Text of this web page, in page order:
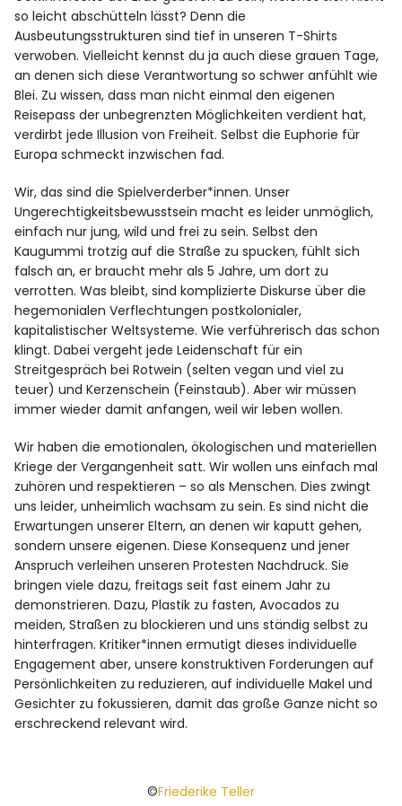
Info
so leicht abschütteln lässt? Denn die
Ausbeutungsstrukturen sind tief in unseren T-Shirts
verwoben. Vielleicht kennst du ja auch diese grauen Tage,
an denen sich diese Verantwortung so schwer anfühlt wie
Blei. Zu wissen, dass man nicht einmal den eigenen
Reisepass der unbegrenzten Möglichkeiten verdient hat,
verdirbt jede Illusion von Freiheit. Selbst die Euphorie für
Europa schmeckt inzwischen fad.
Wir, das sind die Spielverderber*innen. Unser
Ungerechtigkeitsbewusstsein macht es leider unmöglich,
einfach nur jung, wild und frei zu sein. Selbst den
Kaugummi trotzig auf die Straße zu spucken, fühlt sich
falsch an, er braucht mehr als 5 Jahre, um dort zu
verrotten. Was bleibt, sind komplizierte Diskurse über die
hegemonialen Verflechtungen postkolonialer,
kapitalistischer Weltsysteme. Wie verführerisch das schon
klingt. Dabei vergeht jede Leidenschaft für ein
Streitgespräch bei Rotwein (selten vegan und viel zu
teuer) und Kerzenschein (Feinstaub). Aber wir müssen
immer wieder damit anfangen, weil wir leben wollen.
Wir haben die emotionalen, ökologischen und materiellen
Kriege der Vergangenheit satt. Wir wollen uns einfach mal
zuhören und respektieren – so als Menschen. Dies zwingt
uns leider, unheimlich wachsam zu sein. Es sind nicht die
Erwartungen unserer Eltern, an denen wir kaputt gehen,
sondern unsere eigenen. Diese Konsequenz und jener
Anspruch verleihen unseren Protesten Nachdruck. Sie
bringen viele dazu, freitags seit fast einem Jahr zu
demonstrieren. Dazu, Plastik zu fasten, Avocados zu
meiden, Straßen zu blockieren und uns ständig selbst zu
hinterfragen. Kritiker*innen ermutigt dieses individuelle
Engagement aber, unsere konstruktiven Forderungen auf
Persönlichkeiten zu reduzieren, auf individuelle Makel und
Gesichter zu fokussieren, damit das große Ganze nicht so
erschreckend relevant wird.
©Friederike Teller